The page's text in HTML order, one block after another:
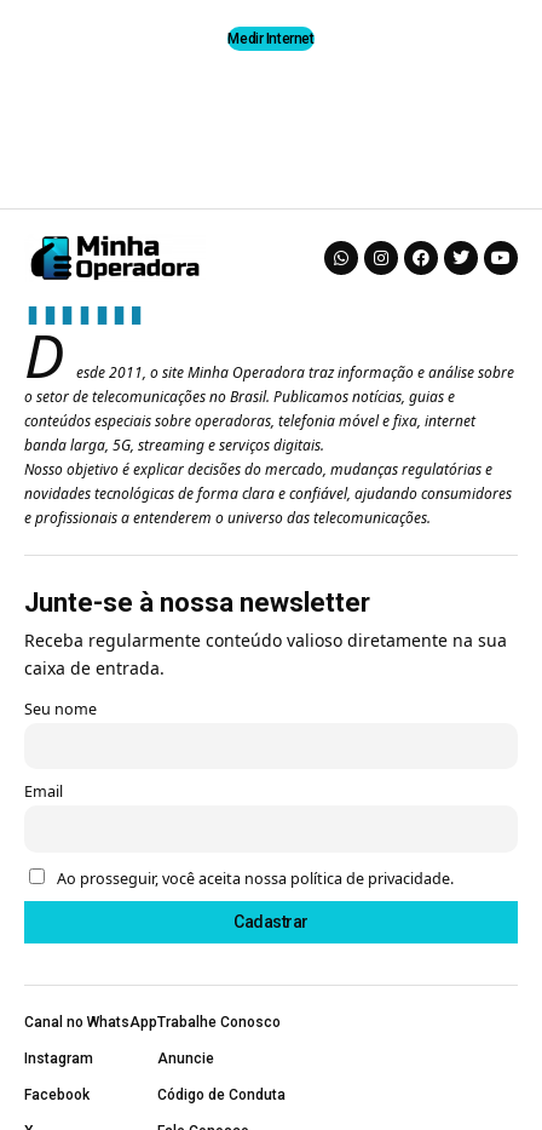
Medir Internet
D
esde 2011, o site Minha Operadora traz informação e análise sobre
o setor de telecomunicações no Brasil. Publicamos notícias, guias e
conteúdos especiais sobre operadoras, telefonia móvel e fixa, internet
banda larga, 5G, streaming e serviços digitais.
Nosso objetivo é explicar decisões do mercado, mudanças regulatórias e
novidades tecnológicas de forma clara e confiável, ajudando consumidores
e profissionais a entenderem o universo das telecomunicações.
Junte-se à nossa newsletter
Receba regularmente conteúdo valioso diretamente na sua
caixa de entrada.
Seu nome
Email
Ao prosseguir, você aceita nossa política de privacidade.
Canal no WhatsApp
Instagram
Facebook
Trabalhe Conosco
Anuncie
Código de Conduta